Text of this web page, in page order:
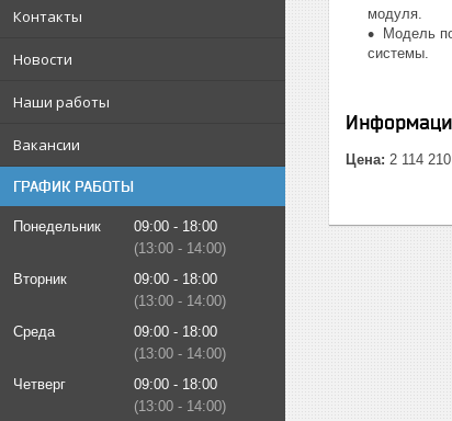
Контакты
Новости
Наши работы
Вакансии
ГРАФИК РАБОТЫ
Понедельник 09:00
18:00
13:00
14:00
Вторник
09:00
18:00
13:00
14:00
Среда
09:00
18:00
13:00
14:00
Четверг
09:00
18:00
13:00
14:00
модуля.
Модель
системы.
Цена: 2 114